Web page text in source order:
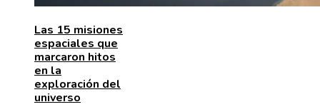
Las 15 misiones
espaciales que
marcaron hitos
en la
exploración del
universo